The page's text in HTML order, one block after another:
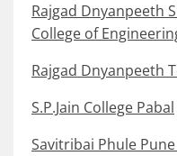
Rajgad Dnyanpeeth
College of
Rajgad Dnyanpeeth
S.P.Jain College Pabal
Savitribai Phule